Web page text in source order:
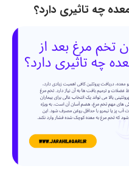
چه تاثیری دارد؟